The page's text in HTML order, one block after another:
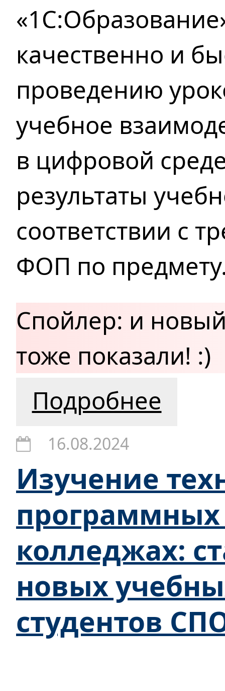
качественно и
проведению
учебное
в цифровой
результаты
соответствии с
ФОП по
Спойлер: и
тоже показали! :)
Подробнее
16.08.2024
Изучение
программных
колледжах:
новых
студентов